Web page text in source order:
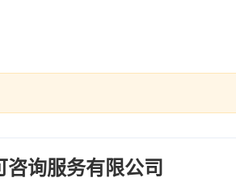
咨询服务有限公司